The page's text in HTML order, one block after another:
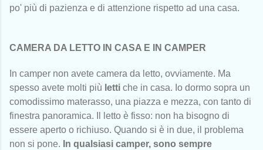
po' più di pazienza e di attenzione rispetto ad una casa.
CAMERA DA LETTO IN CASA E IN CAMPER
In camper non avete camera da letto, ovviamente. Ma
spesso avete molti più letti che in casa. Io dormo sopra un
comodissimo materasso, una piazza e mezza, con tanto di
finestra panoramica. Il letto è fisso: non ha bisogno di
essere aperto o richiuso. Quando si è in due, il problema
non si pone. In qualsiasi camper, sono sempre